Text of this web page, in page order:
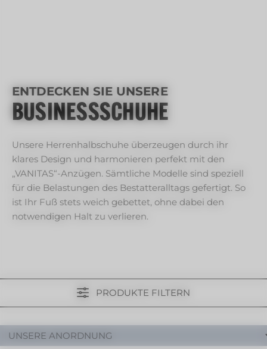
ENTDECKEN SIE UNSERE
BUSINESSSCHUHE
Unsere Herrenhalbschuhe überzeugen durch ihr
klares Design und harmonieren perfekt mit den
„VANITAS“-Anzügen. Sämtliche Modelle sind speziell
für die Belastungen des Bestatteralltags gefertigt. So
ist Ihr Fuß stets weich gebettet, ohne dabei den
notwendigen Halt zu verlieren.
PRODUKTE FILTERN